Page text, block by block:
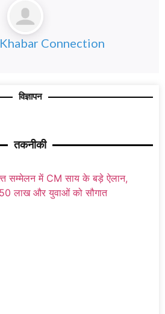
Khabar Connection
विज्ञापन
तकनीकी